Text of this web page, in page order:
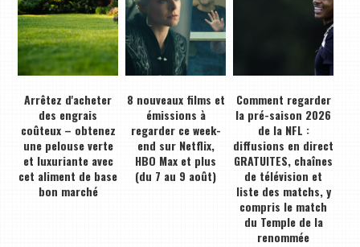
Arrêtez d'acheter
des engrais
coûteux – obtenez
une pelouse verte
et luxuriante avec
cet aliment de base
bon marché
8 nouveaux films et
émissions à
regarder ce week-
end sur Netflix,
HBO Max et plus
(du 7 au 9 août)
Comment regarder
la pré-saison 2026
de la NFL :
diffusions en direct
GRATUITES, chaînes
de télévision et
liste des matchs, y
compris le match
du Temple de la
renommée